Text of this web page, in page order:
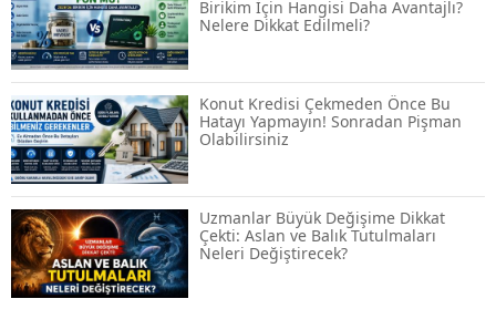
Spot ve Vadeli İşlem Arasındaki Farklar |
Hangi Piyasa Sizin İçin Daha Uygun?
ABD-İran Anlaşması Sonrası Altın
Rekora Koştu, Petrol Fiyatları Sert Düştü
Temmuz 2026 Maaş Zammı Netleşiyor!
Memur, Emekli ve Sosyal Yardımlarda
Birikim İçin Hangisi Daha Avantajlı?
Nelere Dikkat Edilmeli?
Konut Kredisi Çekmeden Önce Bu
Hatayı Yapmayın! Sonradan Pişman
Olabilirsiniz
Uzmanlar Büyük Değişime Dikkat
Çekti: Aslan ve Balık Tutulmaları
Neleri Değiştirecek?